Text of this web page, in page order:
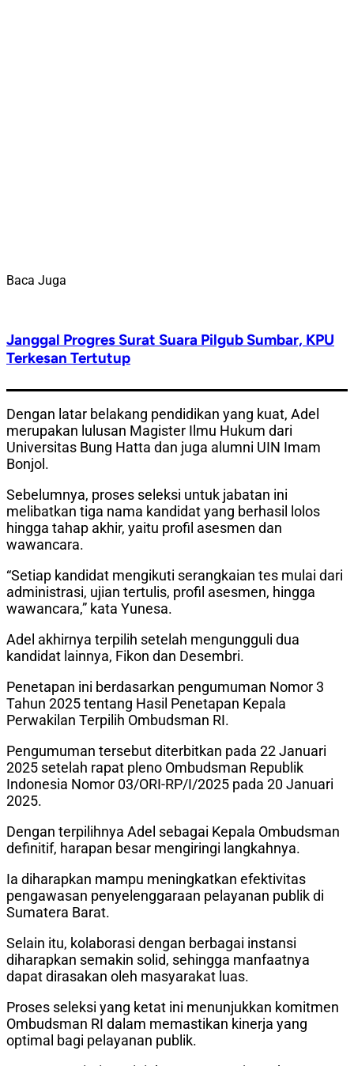
Baca Juga
Janggal Progres Surat Suara Pilgub Sumbar, KPU
Terkesan Tertutup
Dengan latar belakang pendidikan yang kuat, Adel
merupakan lulusan Magister Ilmu Hukum dari
Universitas Bung Hatta dan juga alumni UIN Imam
Bonjol.
Sebelumnya, proses seleksi untuk jabatan ini
melibatkan tiga nama kandidat yang berhasil lolos
hingga tahap akhir, yaitu profil asesmen dan
wawancara.
“Setiap kandidat mengikuti serangkaian tes mulai dari
administrasi, ujian tertulis, profil asesmen, hingga
wawancara,” kata Yunesa.
Adel akhirnya terpilih setelah mengungguli dua
kandidat lainnya, Fikon dan Desembri.
Penetapan ini berdasarkan pengumuman Nomor 3
Tahun 2025 tentang Hasil Penetapan Kepala
Perwakilan Terpilih Ombudsman RI.
Pengumuman tersebut diterbitkan pada 22 Januari
2025 setelah rapat pleno Ombudsman Republik
Indonesia Nomor 03/ORI-RP/I/2025 pada 20 Januari
2025.
Dengan terpilihnya Adel sebagai Kepala Ombudsman
definitif, harapan besar mengiringi langkahnya.
Ia diharapkan mampu meningkatkan efektivitas
pengawasan penyelenggaraan pelayanan publik di
Sumatera Barat.
Selain itu, kolaborasi dengan berbagai instansi
diharapkan semakin solid, sehingga manfaatnya
dapat dirasakan oleh masyarakat luas.
Proses seleksi yang ketat ini menunjukkan komitmen
Ombudsman RI dalam memastikan kinerja yang
optimal bagi pelayanan publik.